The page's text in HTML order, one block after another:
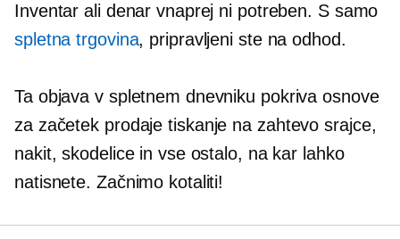
Inventar ali denar vnaprej ni potreben. S samo
spletna trgovina, pripravljeni ste na odhod.
Ta objava v spletnem dnevniku pokriva osnove
za začetek prodajetiskanje na zahtevo srajce,
nakit, skodelice in vse ostalo, na kar lahko
natisnete. Začnimo kotaliti!